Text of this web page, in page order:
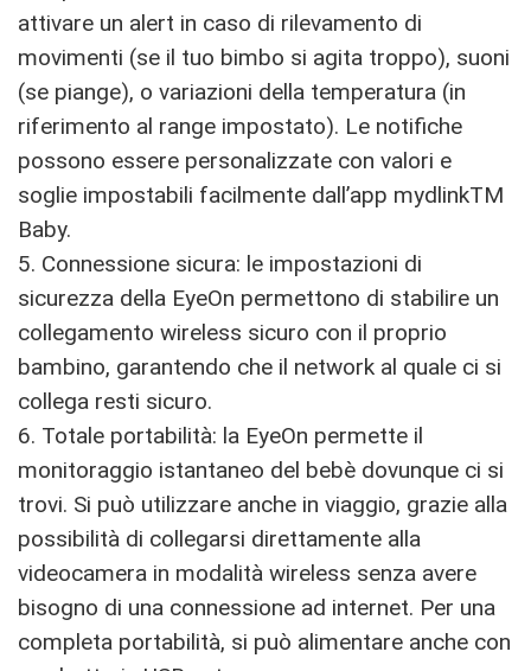
attivare un alert in caso di rilevamento di
movimenti (se il tuo bimbo si agita troppo), suoni
(se piange), o variazioni della temperatura (in
riferimento al range impostato). Le notifiche
possono essere personalizzate con valori e
soglie impostabili facilmente dall’app mydlinkTM
Baby.
5. Connessione sicura: le impostazioni di
sicurezza della EyeOn permettono di stabilire un
collegamento wireless sicuro con il proprio
bambino, garantendo che il network al quale ci si
collega resti sicuro.
6. Totale portabilità: la EyeOn permette il
monitoraggio istantaneo del bebè dovunque ci si
trovi. Si può utilizzare anche in viaggio, grazie alla
possibilità di collegarsi direttamente alla
videocamera in modalità wireless senza avere
bisogno di una connessione ad internet. Per una
completa portabilità, si può alimentare anche con